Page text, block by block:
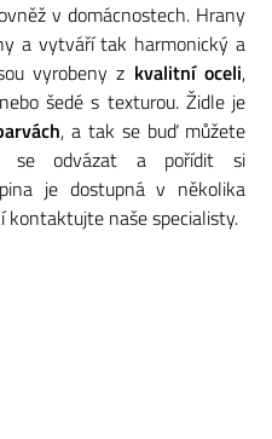
v domácnostech. Hrany
a vytváří tak harmonický a
vyrobeny z kvalitní oceli,
šedé s texturou. Židle je
, a tak se buď můžete
se odvázat a pořídit si
je dostupná v několika
kontaktujte naše specialisty.
Minimalistické židle z
vzhledu se hodí do